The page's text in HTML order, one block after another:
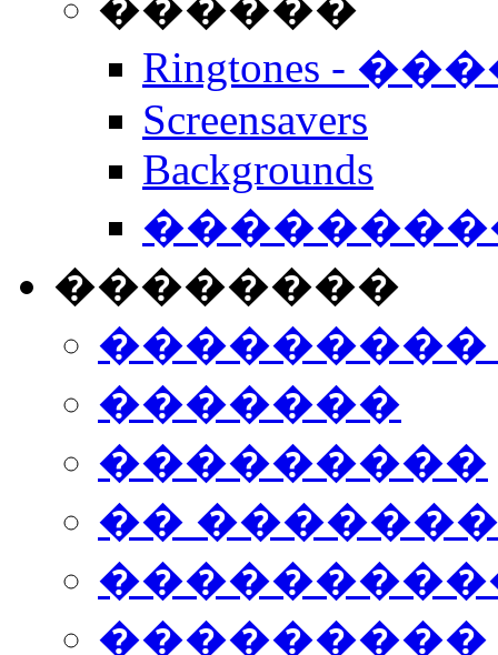
Ringtones -
Screensavers
Backgrounds
��������
���������
�������
���������
��
���������